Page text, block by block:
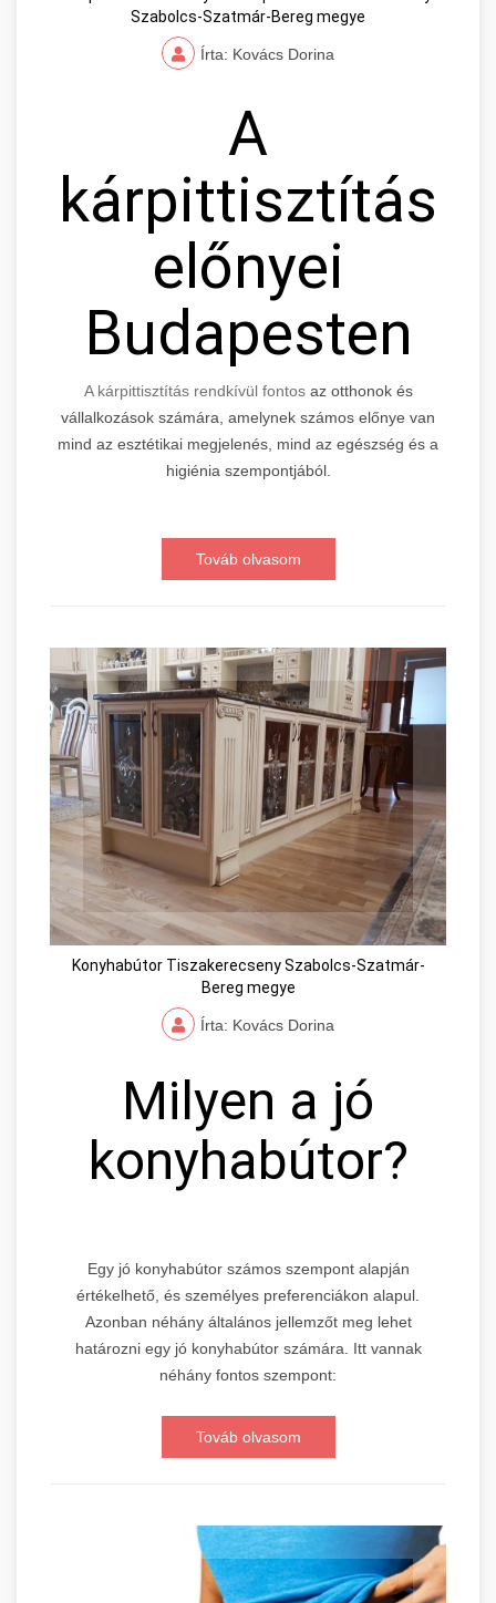
Szabolcs-Szatmár-Bereg megye
Írta: Kovács Dorina
A
kárpittisztítás
előnyei
Budapesten
A kárpittisztítás rendkívül fontosaz otthonok és
vállalkozások számára, amelynek számos előnye van
mind az esztétikai megjelenés, mind az egészség és a
higiénia szempontjából.
Továb olvasom
Konyhabútor Tiszakerecseny Szabolcs-Szatmár-
Bereg megye
Írta: Kovács Dorina
Milyen a jó
konyhabútor?
Egy jó konyhabútor számos szempont alapján
értékelhető, és személyes preferenciákon alapul.
Azonban néhány általános jellemzőt meg lehet
határozni egy jó konyhabútor számára. Itt vannak
néhány fontos szempont:
Továb olvasom